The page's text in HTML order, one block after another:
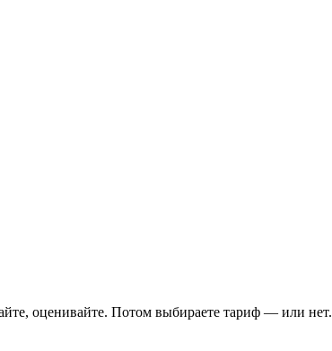
оценивайте. Потом выбираете тариф — или нет.